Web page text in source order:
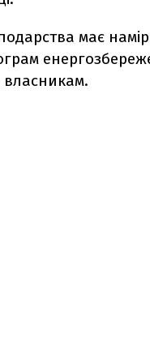
має намір
власникам.